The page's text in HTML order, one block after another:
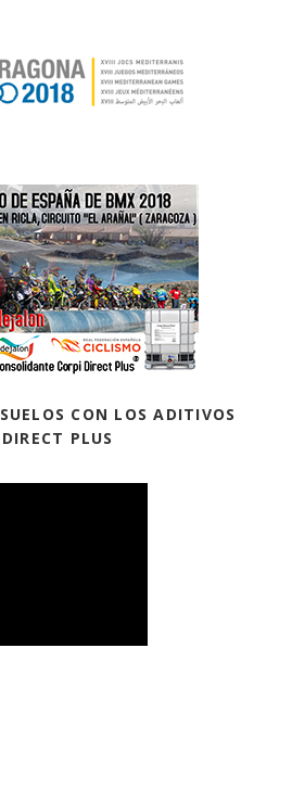
CON LOS ADITIVOS
PLUS